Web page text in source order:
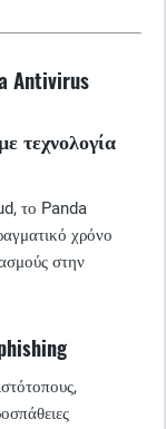
Antivirus
τεχνολογία
το Panda
χρόνο
στην